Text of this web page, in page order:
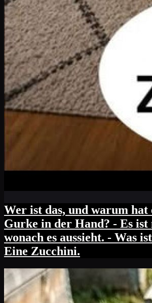
Wer ist das, und warum hat
Gurke in der Hand? - Es ist
wonach es aussieht. - Was
Eine Zucchini.